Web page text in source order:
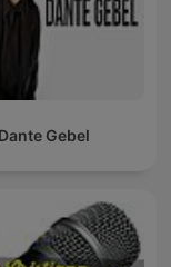
Dante Gebel